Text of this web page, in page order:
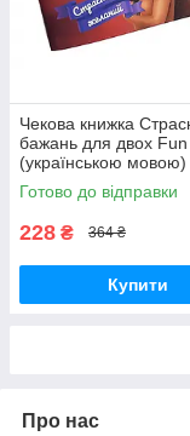
Чекова книжка
бажань для двох
(українською мовою)
Вібратори
секс-шоп
Готово до відправки
228 ₴ 364 ₴
Купити
Про нас